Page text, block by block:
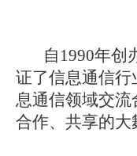
自1990年创
证了信息通信
息通信领域交
合作、共享的大